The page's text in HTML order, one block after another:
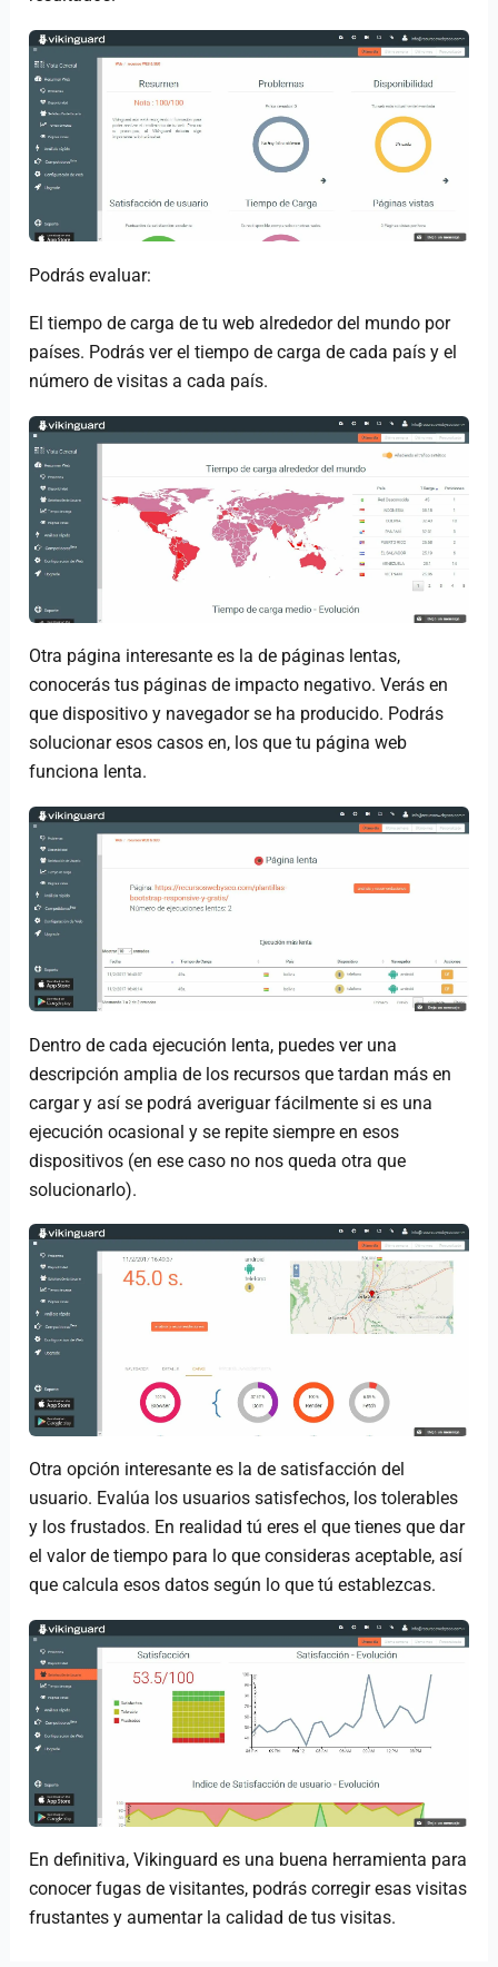
Podrás evaluar:
El tiempo de carga de tu web alrededor del mundo por
países. Podrás ver el tiempo de carga de cada país y el
número de visitas a cada país.
Otra página interesante es la de páginas lentas,
conocerás tus páginas de impacto negativo. Verás en
que dispositivo y navegador se ha producido. Podrás
solucionar esos casos en, los que tu página web
funciona lenta.
Dentro de cada ejecución lenta, puedes ver una
descripción amplia de los recursos que tardan más en
cargar y así se podrá averiguar fácilmente si es una
ejecución ocasional y se repite siempre en esos
dispositivos (en ese caso no nos queda otra que
solucionarlo).
Otra opción interesante es la de satisfacción del
usuario. Evalúa los usuarios satisfechos, los tolerables
y los frustados. En realidad tú eres el que tienes que dar
el valor de tiempo para lo que consideras aceptable, así
que calcula esos datos según lo que tú establezcas.
En definitiva, Vikinguard es una buena herramienta para
conocer fugas de visitantes, podrás corregir esas visitas
frustantes y aumentar la calidad de tus visitas.